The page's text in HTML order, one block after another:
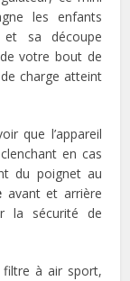
les enfants
sa découpe
votre bout de
charge atteint
que l’appareil
en cas
du poignet au
avant et arrière
la sécurité de
filtre à air sport,